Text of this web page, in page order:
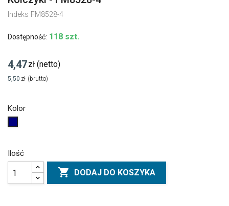
Indeks FM8528-4
Dostępność: 118 szt.
4,47zł (netto)
5,50 zł (brutto)
Kolor
Ilość
 DODAJ DO KOSZYKA